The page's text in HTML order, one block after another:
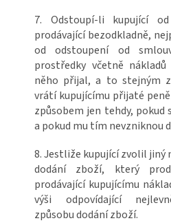
7. Odstoupí-li kupující
prodávající bezodkladně,
od odstoupení od
prostředky včetně
něho přijal, a to stejným
vrátí kupujícímu přijaté
způsobem jen tehdy,
a pokud mu tím nevzniknou
8. Jestliže kupující zvolil jiný
dodání zboží, který
prodávající kupujícímu
výši odpovídající
způsobu dodání zboží.